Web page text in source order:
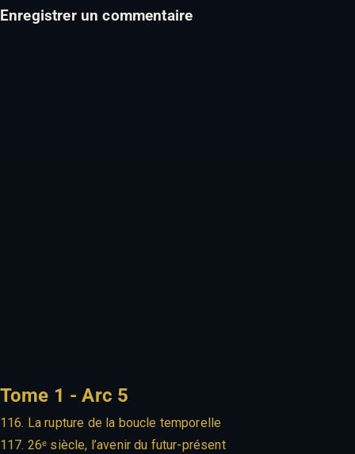
Enregistrer un commentaire
Tome 1 - Arc 5
116. La rupture de la boucle temporelle
117. 26ᵉ siècle, l’avenir du futur-présent